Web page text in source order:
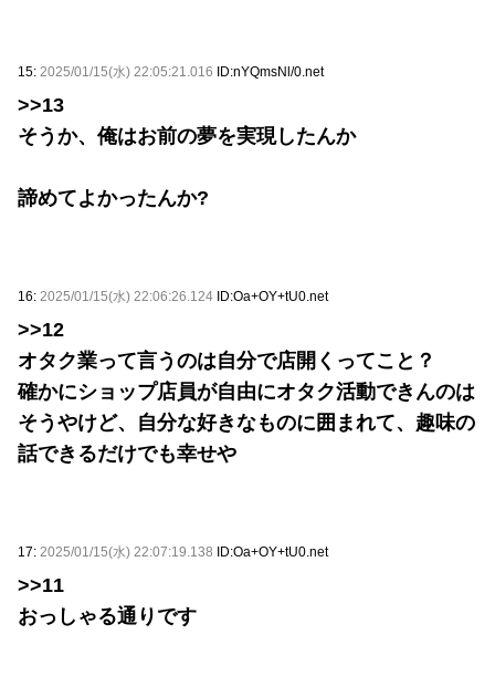
15: 2025/01/15(水) 22:05:21.016 ID:nYQmsNl/0.net
>>13
そうか、俺はお前の夢を実現したんか
諦めてよかったんか?
16: 2025/01/15(水) 22:06:26.124 ID:Oa+OY+tU0.net
>>12
オタク業って言うのは自分で店開くってこと？
確かにショップ店員が自由にオタク活動できんのは
そうやけど、自分な好きなものに囲まれて、趣味の
話できるだけでも幸せや
17: 2025/01/15(水) 22:07:19.138 ID:Oa+OY+tU0.net
>>11
おっしゃる通りです